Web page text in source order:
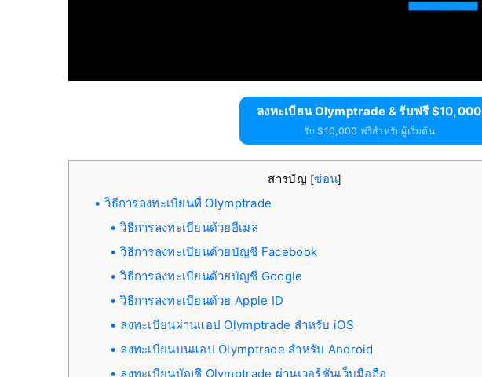
ลงทะเบียน Olymptrade & รับฟรี $10,000
รับ $10,000 ฟรีสำหรับผู้เริ่มต้น
สารบัญ [ซ่อน]
วิธีการลงทะเบียนที่ Olymptrade
วิธีการลงทะเบียนด้วยอีเมล
วิธีการลงทะเบียนด้วยบัญชี Facebook
วิธีการลงทะเบียนด้วยบัญชี Google
วิธีการลงทะเบียนด้วย Apple ID
ลงทะเบียนผ่านแอป Olymptrade สำหรับ iOS
ลงทะเบียนบนแอป Olymptrade สำหรับ Android
ลงทะเบียนบัญชี Olymptrade ผ่านเวอร์ชันเว็บมือถือ